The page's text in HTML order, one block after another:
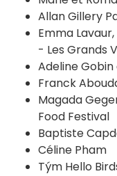
Allan Gillery
Emma
- Les Grands
Adeline
Franck
Magada
Food Festival
Baptiste
Céline Pham
Tým Hello